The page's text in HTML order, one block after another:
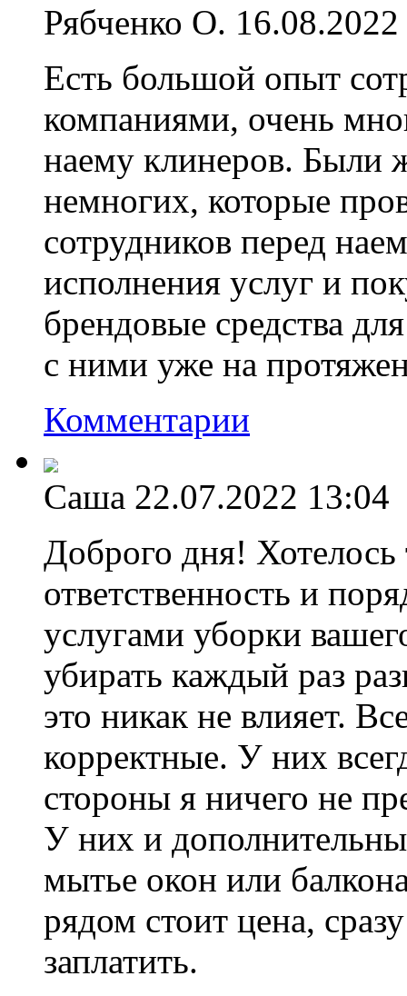
Рябченко О.
Есть большой опыт
компаниями, очень
наему клинеров. Были
немногих, которые
сотрудников перед
исполнения услуг и
брендовые средства
с ними уже на
Комментарии
Саша 22.07.2022 13:04
Доброго дня! Хотелось
ответственность и
услугами уборки
убирать каждый раз
это никак не влияет.
корректные. У них
стороны я ничего не
У них и
мытье окон или
рядом стоит цена,
заплатить.